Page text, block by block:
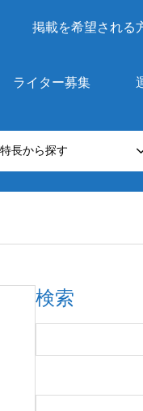
掲載を希望される
ライター募集
長から探す
検索